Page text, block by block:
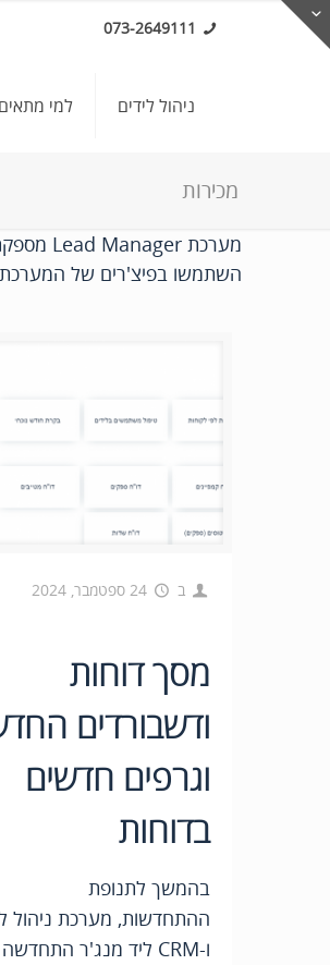
073-2649111
ניהול לידים למי
מכירות
מערכת Lead Manager מספקת כלים לניהול מכירות ומנגנונים המסייעים בהגדלת המכירות.
השתמשו בפיצ'רים של המערכת
ב 24 ספטמבר, 2024
מסך דוחות
ודשבורדים
וגרפים חדשים
בדוחות
בהמשך לתנופת
ההתחדשות, מערכת ניהול
ו-CRM ליד מנג'ר התחדשה